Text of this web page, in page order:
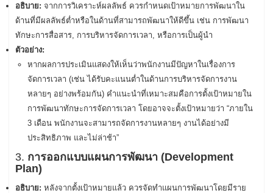
อธิบาย: จากการวิเคราะห์ผลลัพธ์ ควรกำหนดเป้าหมายการพัฒนาใน
ด้านที่มีผลลัพธ์ต่ำหรือในด้านที่สามารถพัฒนาให้ดีขึ้น เช่น การพัฒนา
ทักษะการสื่อสาร, การบริหารจัดการเวลา, หรือการเป็นผู้นำ
ตัวอย่าง:
หากผลการประเมินแสดงให้เห็นว่าพนักงานมีปัญหาในเรื่องการ
จัดการเวลา (เช่น ได้รับคะแนนต่ำในด้านการบริหารจัดการงาน
หลายๆ อย่างพร้อมกัน) คำแนะนำที่เหมาะสมคือการตั้งเป้าหมายใน
การพัฒนาทักษะการจัดการเวลา โดยอาจจะตั้งเป้าหมายว่า “ภายใน
3 เดือน พนักงานจะสามารถจัดการงานหลายๆ งานได้อย่างมี
ประสิทธิภาพ และไม่ล่าช้า”
3. การออกแบบแผนการพัฒนา (Development
Plan)
อธิบาย: หลังจากตั้งเป้าหมายแล้ว ควรจัดทำแผนการพัฒนาโดยมีราย